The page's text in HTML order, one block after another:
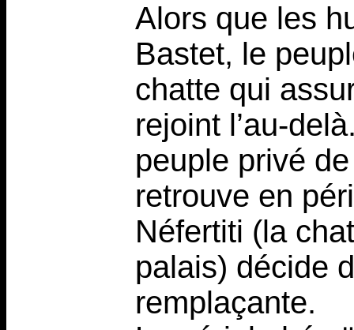
Alors que les
Bastet, le
chatte qui
rejoint l’au-
peuple privé
retrouve en
Néfertiti (la
palais) décide
remplaçante.